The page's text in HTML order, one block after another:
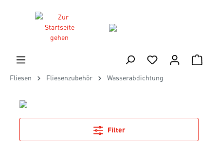
Fliesen Fliesenzubehör Wasserabdichtung
Filter